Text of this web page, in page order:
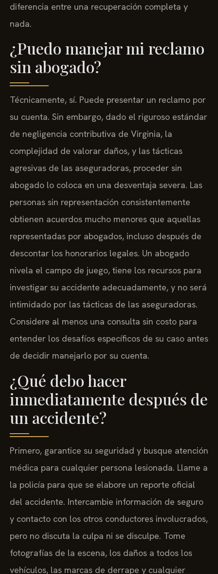
diferencia entre una recuperación completa y
nada.
¿Puedo manejar mi reclamo
sin abogado?
Técnicamente, sí. Puede presentar un reclamo por
su cuenta. Sin embargo, dado el riguroso estándar
de negligencia contributiva de Virginia, la
complejidad de valorar daños, y las tácticas
agresivas de las aseguradoras, proceder sin
abogado lo coloca en una desventaja severa. Las
personas sin representación consistentemente
obtienen acuerdos mucho menores que aquellas
representadas por abogados, incluso después de
descontar los honorarios legales. Un abogado
nivela el campo de juego, tiene los recursos para
investigar su accidente adecuadamente, y no será
intimidado por las tácticas de las aseguradoras.
Considere al menos una consulta sin costo para
entender los desafíos específicos de su caso antes
de decidir manejarlo por su cuenta.
¿Qué debo hacer
inmediatamente después de
un accidente?
Primero, garantice su seguridad y busque atención
médica para cualquier persona lesionada. Llame a
la policía para que se elabore un reporte oficial
del accidente. Intercambie información de seguro
y contacto con los otros conductores involucrados,
pero no discuta la culpa ni se disculpe. Tome
fotografías de la escena, los daños a todos los
vehículos, las marcas de derrape y cualquier